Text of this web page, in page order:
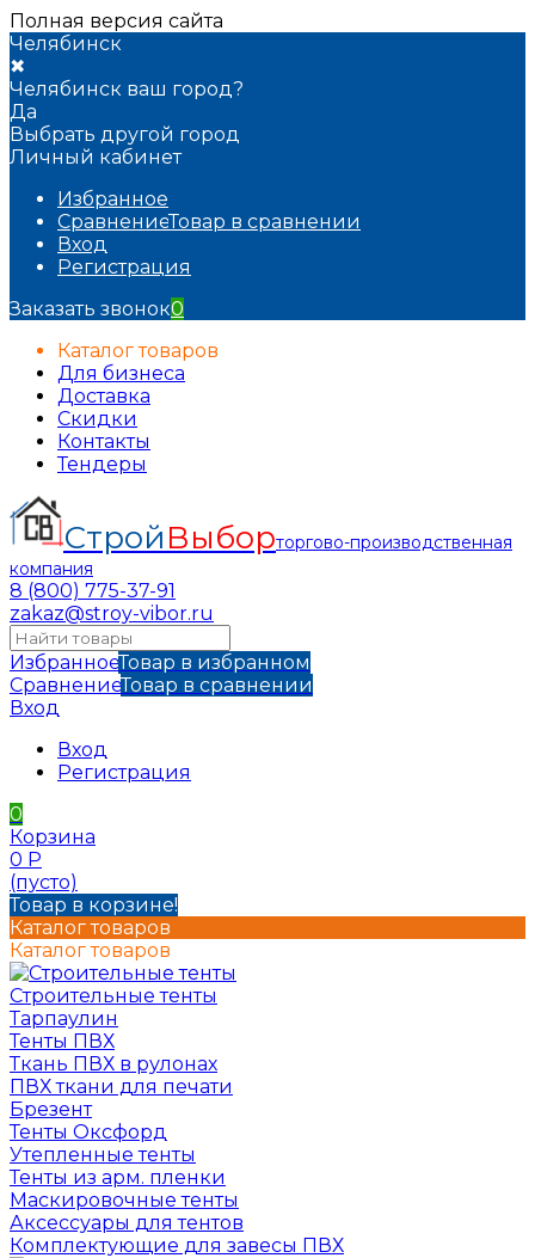
Полная версия сайта
Челябинск
✖
Челябинск ваш город?
Да
Выбрать другой город
Личный кабинет
Избранное
СравнениеТовар в сравнении
Вход
Регистрация
Заказать звонок0
Каталог товаров
Для бизнеса
Доставка
Скидки
Контакты
Тендеры
СтройВыборторгово-производственная
компания
8 (800) 775-37-91
zakaz@stroy-vibor.ru
ИзбранноеТовар в избранном
СравнениеТовар в сравнении
Вход
Вход
Регистрация
0
Корзина
0 Р
(пусто)
Товар в корзине!
Каталог товаров
Каталог товаров
Строительные тенты
Тарпаулин
Тенты ПВХ
Ткань ПВХ в рулонах
ПВХ ткани для печати
Брезент
Тенты Оксфорд
Утепленные тенты
Тенты из арм. пленки
Маскировочные тенты
Аксессуары для тентов
Комплектующие для завесы ПВХ